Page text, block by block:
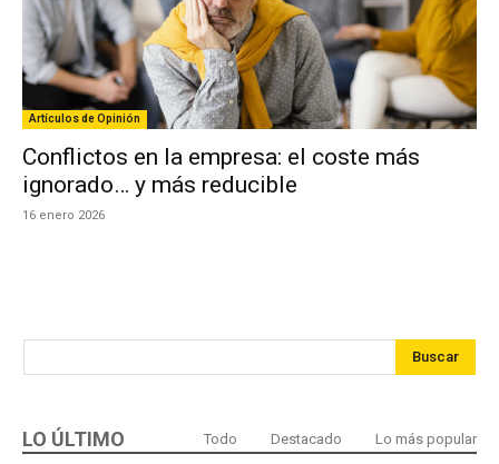
Artículos de Opinión
Conflictos en la empresa: el coste más
ignorado… y más reducible
16 enero 2026
Buscar
LO ÚLTIMO Todo Destacado Lo más popular